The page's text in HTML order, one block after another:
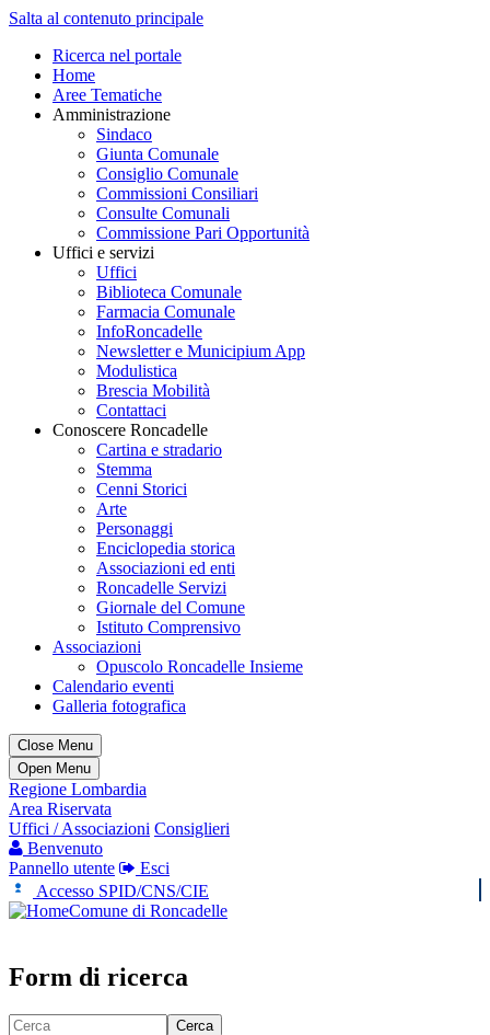
Salta al contenuto principale
Ricerca nel portale
Home
Aree Tematiche
Amministrazione
Sindaco
Giunta Comunale
Consiglio Comunale
Commissioni Consiliari
Consulte Comunali
Commissione Pari Opportunità
Uffici e servizi
Uffici
Biblioteca Comunale
Farmacia Comunale
InfoRoncadelle
Newsletter e Municipium App
Modulistica
Brescia Mobilità
Contattaci
Conoscere Roncadelle
Cartina e stradario
Stemma
Cenni Storici
Arte
Personaggi
Enciclopedia storica
Associazioni ed enti
Roncadelle Servizi
Giornale del Comune
Istituto Comprensivo
Associazioni
Opuscolo Roncadelle Insieme
Calendario eventi
Galleria fotografica
Close Menu
Open Menu
Regione Lombardia
Area Riservata
Uffici / Associazioni Consiglieri
Benvenuto
Pannello utente
Esci
Accesso SPID/CNS/CIE
Comune di Roncadelle
Form di ricerca
Cerca